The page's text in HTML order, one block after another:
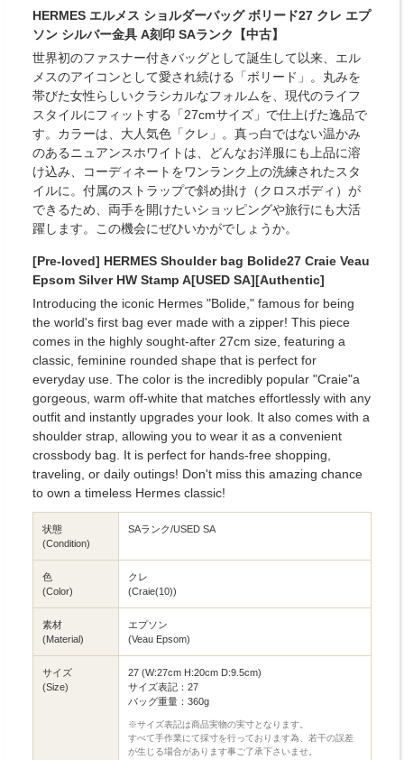
HERMES エルメス ショルダーバッグ ボリード27 クレ エプ
ソン シルバー金具 A刻印 SAランク【中古】
世界初のファスナー付きバッグとして誕生して以来、エル
メスのアイコンとして愛され続ける「ボリード」。丸みを
帯びた女性らしいクラシカルなフォルムを、現代のライフ
スタイルにフィットする「27cmサイズ」で仕上げた逸品で
す。カラーは、大人気色「クレ」。真っ白ではない温かみ
のあるニュアンスホワイトは、どんなお洋服にも上品に溶
け込み、コーディネートをワンランク上の洗練されたスタ
イルに。付属のストラップで斜め掛け（クロスボディ）が
できるため、両手を開けたいショッピングや旅行にも大活
躍します。この機会にぜひいかがでしょうか。
[Pre-loved] HERMES Shoulder bag Bolide27 Craie Veau
Epsom Silver HW Stamp A[USED SA][Authentic]
Introducing the iconic Hermes "Bolide," famous for being
the world's first bag ever made with a zipper! This piece
comes in the highly sought-after 27cm size, featuring a
classic, feminine rounded shape that is perfect for
everyday use. The color is the incredibly popular "Craie"a
gorgeous, warm off-white that matches effortlessly with any
outfit and instantly upgrades your look. It also comes with a
shoulder strap, allowing you to wear it as a convenient
crossbody bag. It is perfect for hands-free shopping,
traveling, or daily outings! Don't miss this amazing chance
to own a timeless Hermes classic!
状態
(Condition)
SAランク/USED SA
色
(Color)
クレ
(Craie(10))
素材
(Material)
エプソン
(Veau Epsom)
サイズ
(Size)
27 (W:27cm H:20cm D:9.5cm)
サイズ表記：27
バッグ重量：360g
※サイズ表記は商品実物の実寸となります。
すべて手作業にて採寸を行っております為、若干の誤差
が生じる場合があります事ご了承下さいませ。